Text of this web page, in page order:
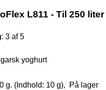
L811 - Til 250 liter
: 3 af 5
yoghurt
g. (Indhold: 10 g), På lager